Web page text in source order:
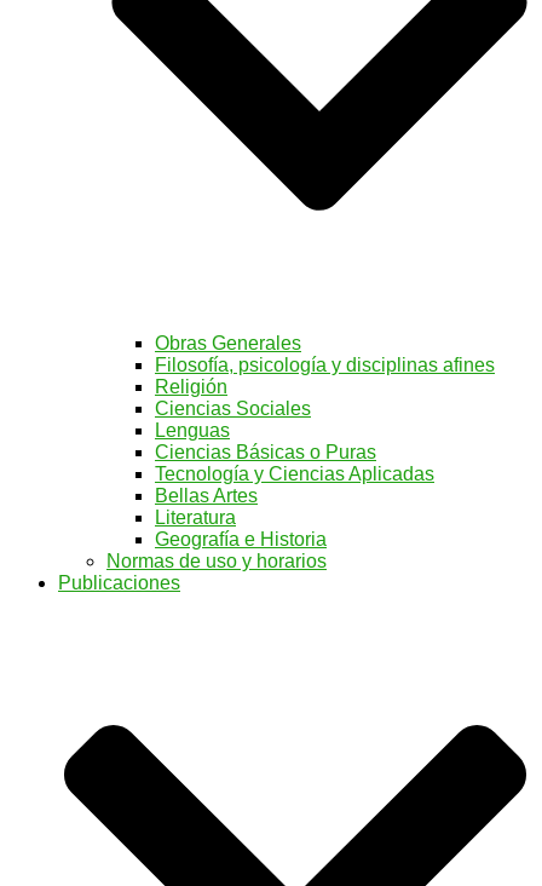
Obras Generales
Filosofía, psicología y disciplinas afines
Religión
Ciencias Sociales
Lenguas
Ciencias Básicas o Puras
Tecnología y Ciencias Aplicadas
Bellas Artes
Literatura
Geografía e Historia
Normas de uso y horarios
Publicaciones